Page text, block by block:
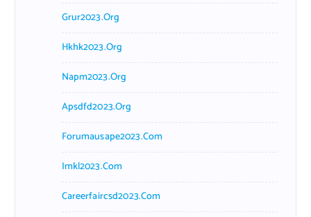
Grur2023.org
Hkhk2023.org
Napm2023.org
Apsdfd2023.org
Forumausape2023.com
Imkl2023.com
Careerfaircsd2023.com